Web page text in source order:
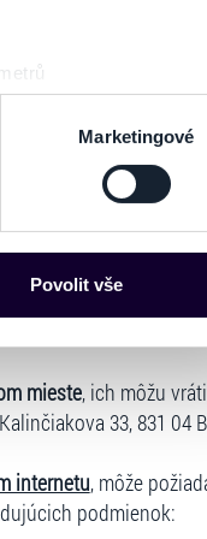
prstu)
. Svůj
mohou představovat
obsahu a reklam.
Marketingové
Povolit vše
HOD.
predaja
v Mestskom
25.2.2027 o 18:00
výhradne na tom
mieste, ich môžu
33, 831 04
internetu, môže
podmienok: